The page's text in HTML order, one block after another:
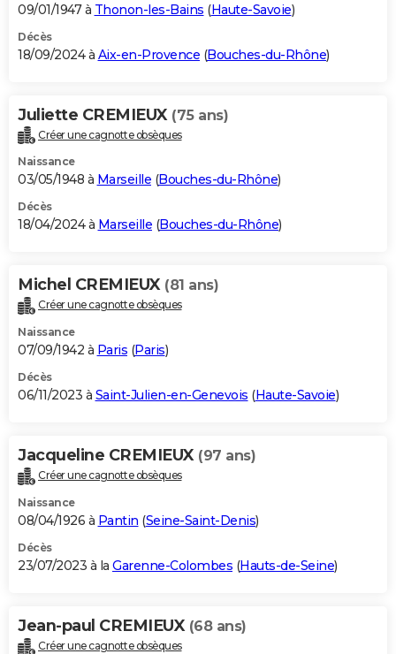
09/01/1947 à Thonon-les-Bains (Haute-Savoie)
Décès
18/09/2024 à Aix-en-Provence (Bouches-du-Rhône)
Juliette CREMIEUX (75 ans)
Créer une cagnotte obsèques
Naissance
03/05/1948 à Marseille (Bouches-du-Rhône)
Décès
18/04/2024 à Marseille (Bouches-du-Rhône)
Michel CREMIEUX (81 ans)
Créer une cagnotte obsèques
Naissance
07/09/1942 à Paris (Paris)
Décès
06/11/2023 à Saint-Julien-en-Genevois (Haute-Savoie)
Jacqueline CREMIEUX (97 ans)
Créer une cagnotte obsèques
Naissance
08/04/1926 à Pantin (Seine-Saint-Denis)
Décès
23/07/2023 à la Garenne-Colombes (Hauts-de-Seine)
Jean-paul CREMIEUX (68 ans)
Créer une cagnotte obsèques